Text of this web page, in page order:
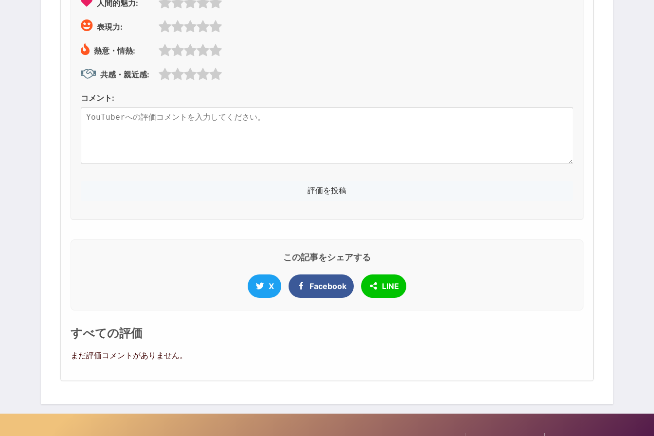
人間的魅力:
表現力:
熱意・情熱:
共感・親近感:
コメント:
この記事をシェアする
X Facebook LINE
すべての評価
まだ評価コメントがありません。